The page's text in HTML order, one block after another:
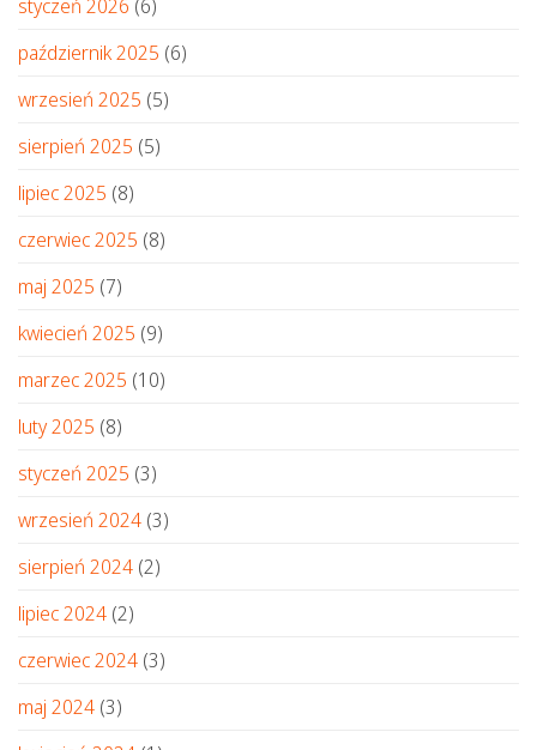
styczeń 2026 (6)
październik 2025 (6)
wrzesień 2025 (5)
sierpień 2025 (5)
lipiec 2025 (8)
czerwiec 2025 (8)
maj 2025 (7)
kwiecień 2025 (9)
marzec 2025 (10)
luty 2025 (8)
styczeń 2025 (3)
wrzesień 2024 (3)
sierpień 2024 (2)
lipiec 2024 (2)
czerwiec 2024 (3)
maj 2024 (3)